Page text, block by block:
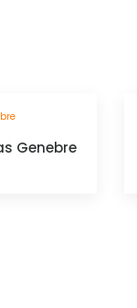
Genebre